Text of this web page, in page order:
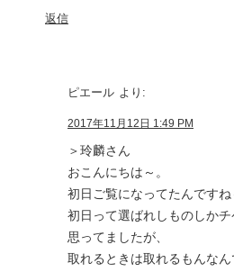
返信
ピエール より:
2017年11月12日 1:49 PM
＞玲麟さん
おこんにちは～。
初日ご覧になってたんですね
初日って選ばれしものしか
思ってましたが、
取れるときは取れるもんな